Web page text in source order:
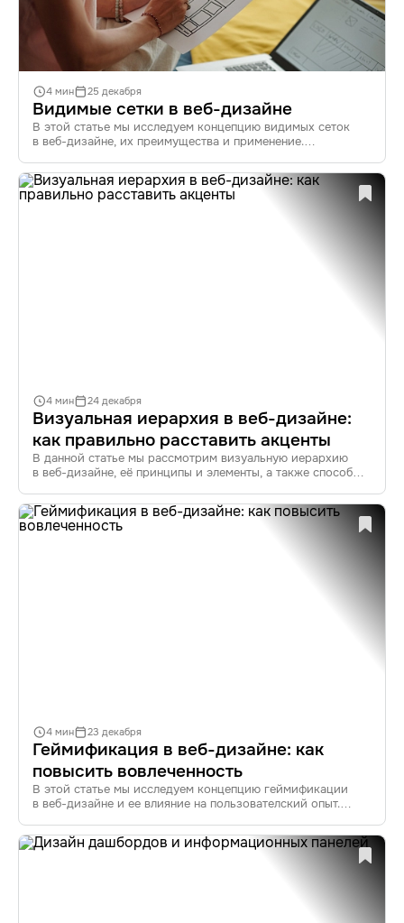
Видимые сетки в веб-дизайне
В этой статье мы исследуем концепцию видимых сеток
в веб-дизайне, их преимущества и применение.
трендов читатели получат ценные рекомендации
по структурированию контента и созданию дизайна
на основе видимых сеток.
4 мин 25 декабря
Визуальная иерархия в веб-дизайне:
как правильно расставить акценты
В данной статье мы рассмотрим визуальную иерархию
в веб-дизайне, её принципы и элементы, а также способы
расставить акценты на сайте, чтобы привлечь внимание
пользователей и повысить удобство взаимодействия.
4 мин 24 декабря
Геймификация в веб-дизайне: как
повысить вовлеченность
В этой статье мы исследуем концепцию геймификации
в веб-дизайне и ее влияние на пользователский опыт.
помогает повысить вовлеченность и удовлетворенность
пользователей.
4 мин 23 декабря